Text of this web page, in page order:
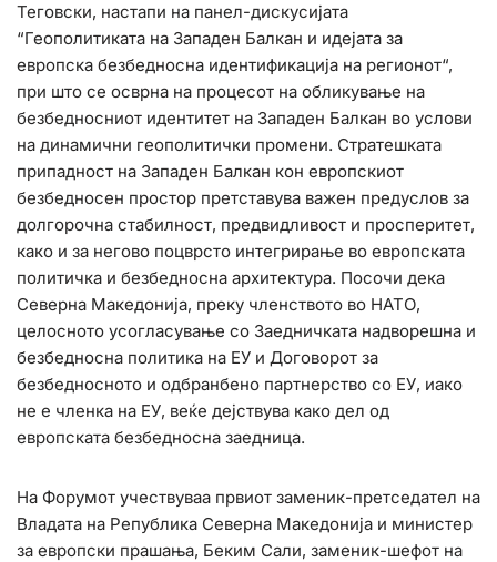
Теговски, настапи на панел-дискусијата
“Геополитиката на Западен Балкан и идејата за
европска безбедносна идентификација на регионот“,
при што се осврна на процесот на обликување на
безбедносниот идентитет на Западен Балкан во услови
на динамични геополитички промени. Стратешката
припадност на Западен Балкан кон европскиот
безбедносен простор претставува важен предуслов за
долгорочна стабилност, предвидливост и просперитет,
како и за негово поцврсто интегрирање во европската
политичка и безбедносна архитектура. Посочи дека
Северна Македонија, преку членството во НАТО,
целосното усогласување со Заедничката надворешна и
безбедносна политика на ЕУ и Договорот за
безбедносното и одбранбено партнерство со ЕУ, иако
не е членка на ЕУ, веќе дејствува како дел од
европската безбедносна заедница.
На Форумот учествуваа првиот заменик-претседател на
Владата на Република Северна Македонија и министер
за европски прашања, Беким Сали, заменик-шефот на